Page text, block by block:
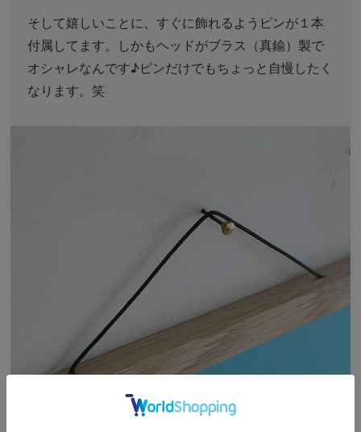
そして嬉しいことに、すぐに飾れるようピンが１本
付属してます。しかもヘッドがブラス（真鍮）製で
オシャレなんです♪ピンだけでもちょっと自慢したく
なります。笑